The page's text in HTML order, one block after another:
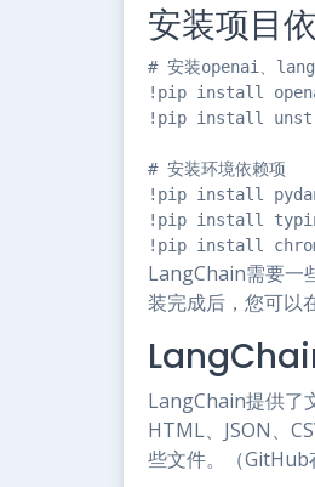
安装项目
# 安装openai、
!pip install
!pip install
# 安装环境依赖项
!pip install
!pip install
!pip install
LangChain需要一
装完成后，您可以
LangChain提供了
HTML、JSON、
些文件。（GitHub